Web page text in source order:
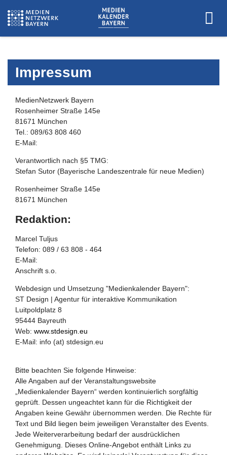
Impressum
MedienNetzwerk Bayern
Rosenheimer Straße 145e
81671 München
Tel.: 089/63 808 460
E-Mail:
Verantwortlich nach §5 TMG:
Stefan Sutor (Bayerische Landeszentrale für neue Medien)
Rosenheimer Straße 145e
81671 München
Redaktion:
Marcel Tuljus
Telefon: 089 / 63 808 - 464
E-Mail:
Anschrift s.o.
Webdesign und Umsetzung "Medienkalender Bayern":
ST Design | Agentur für interaktive Kommunikation
Luitpoldplatz 8
95444 Bayreuth
Web: www.stdesign.eu
E-Mail: info (at) stdesign.eu
Bitte beachten Sie folgende Hinweise:
Alle Angaben auf der Veranstaltungswebsite
„Medienkalender Bayern“ werden kontinuierlich sorgfältig
geprüft. Dessen ungeachtet kann für die Richtigkeit der
Angaben keine Gewähr übernommen werden. Die Rechte für
Text und Bild liegen beim jeweiligen Veranstalter des Events.
Jede Weiterverarbeitung bedarf der ausdrücklichen
Genehmigung. Dieses Online-Angebot enthält Links zu